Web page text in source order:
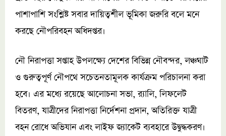
পাশাপাশি সংশ্লিষ্ট সবার দায়িত্বশীল ভূমিকা জরুরি বলে মনে
করছে নৌপরিবহন অধিদপ্তর।
নৌ নিরাপত্তা সপ্তাহ উপলক্ষ্যে দেশের বিভিন্ন নৌবন্দর, লঞ্চঘাট
ও গুরুত্বপূর্ণ নৌপথে সচেতনতামূলক কার্যক্রম পরিচালনা করা
হবে। এর মধ্যে রয়েছে আলোচনা সভা, র‌্যালি, লিফলেট
বিতরণ, যাত্রীদের নিরাপত্তা নির্দেশনা প্রদান, অতিরিক্ত যাত্রী
বহন রোধে অভিযান এবং লাইফ জ্যাকেট ব্যবহারে উদ্বুদ্ধকরণ।